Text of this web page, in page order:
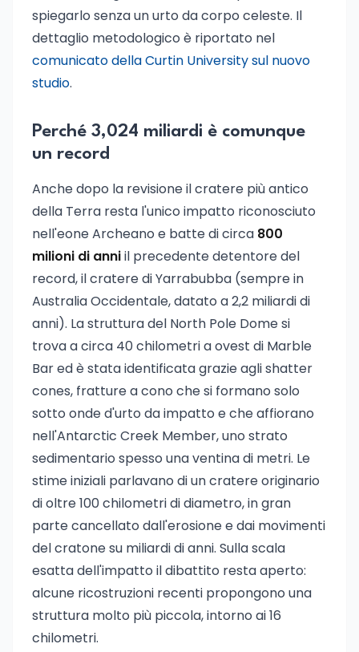
spiegarlo senza un urto da corpo celeste. Il
dettaglio metodologico è riportato nel
comunicato della Curtin University sul nuovo
studio.
Perché 3,024 miliardi è comunque
un record
Anche dopo la revisione il cratere più antico
della Terra resta l'unico impatto riconosciuto
nell'eone Archeano e batte di circa 800
milioni di anniil precedente detentore del
record, il cratere di Yarrabubba (sempre in
Australia Occidentale, datato a 2,2 miliardi di
anni). La struttura del North Pole Dome si
trova a circa 40 chilometri a ovest di Marble
Bar ed è stata identificata grazie agli shatter
cones, fratture a cono che si formano solo
sotto onde d'urto da impatto e che affiorano
nell'Antarctic Creek Member, uno strato
sedimentario spesso una ventina di metri. Le
stime iniziali parlavano di un cratere originario
di oltre 100 chilometri di diametro, in gran
parte cancellato dall'erosione e dai movimenti
del cratone su miliardi di anni. Sulla scala
esatta dell'impatto il dibattito resta aperto:
alcune ricostruzioni recenti propongono una
struttura molto più piccola, intorno ai 16
chilometri.